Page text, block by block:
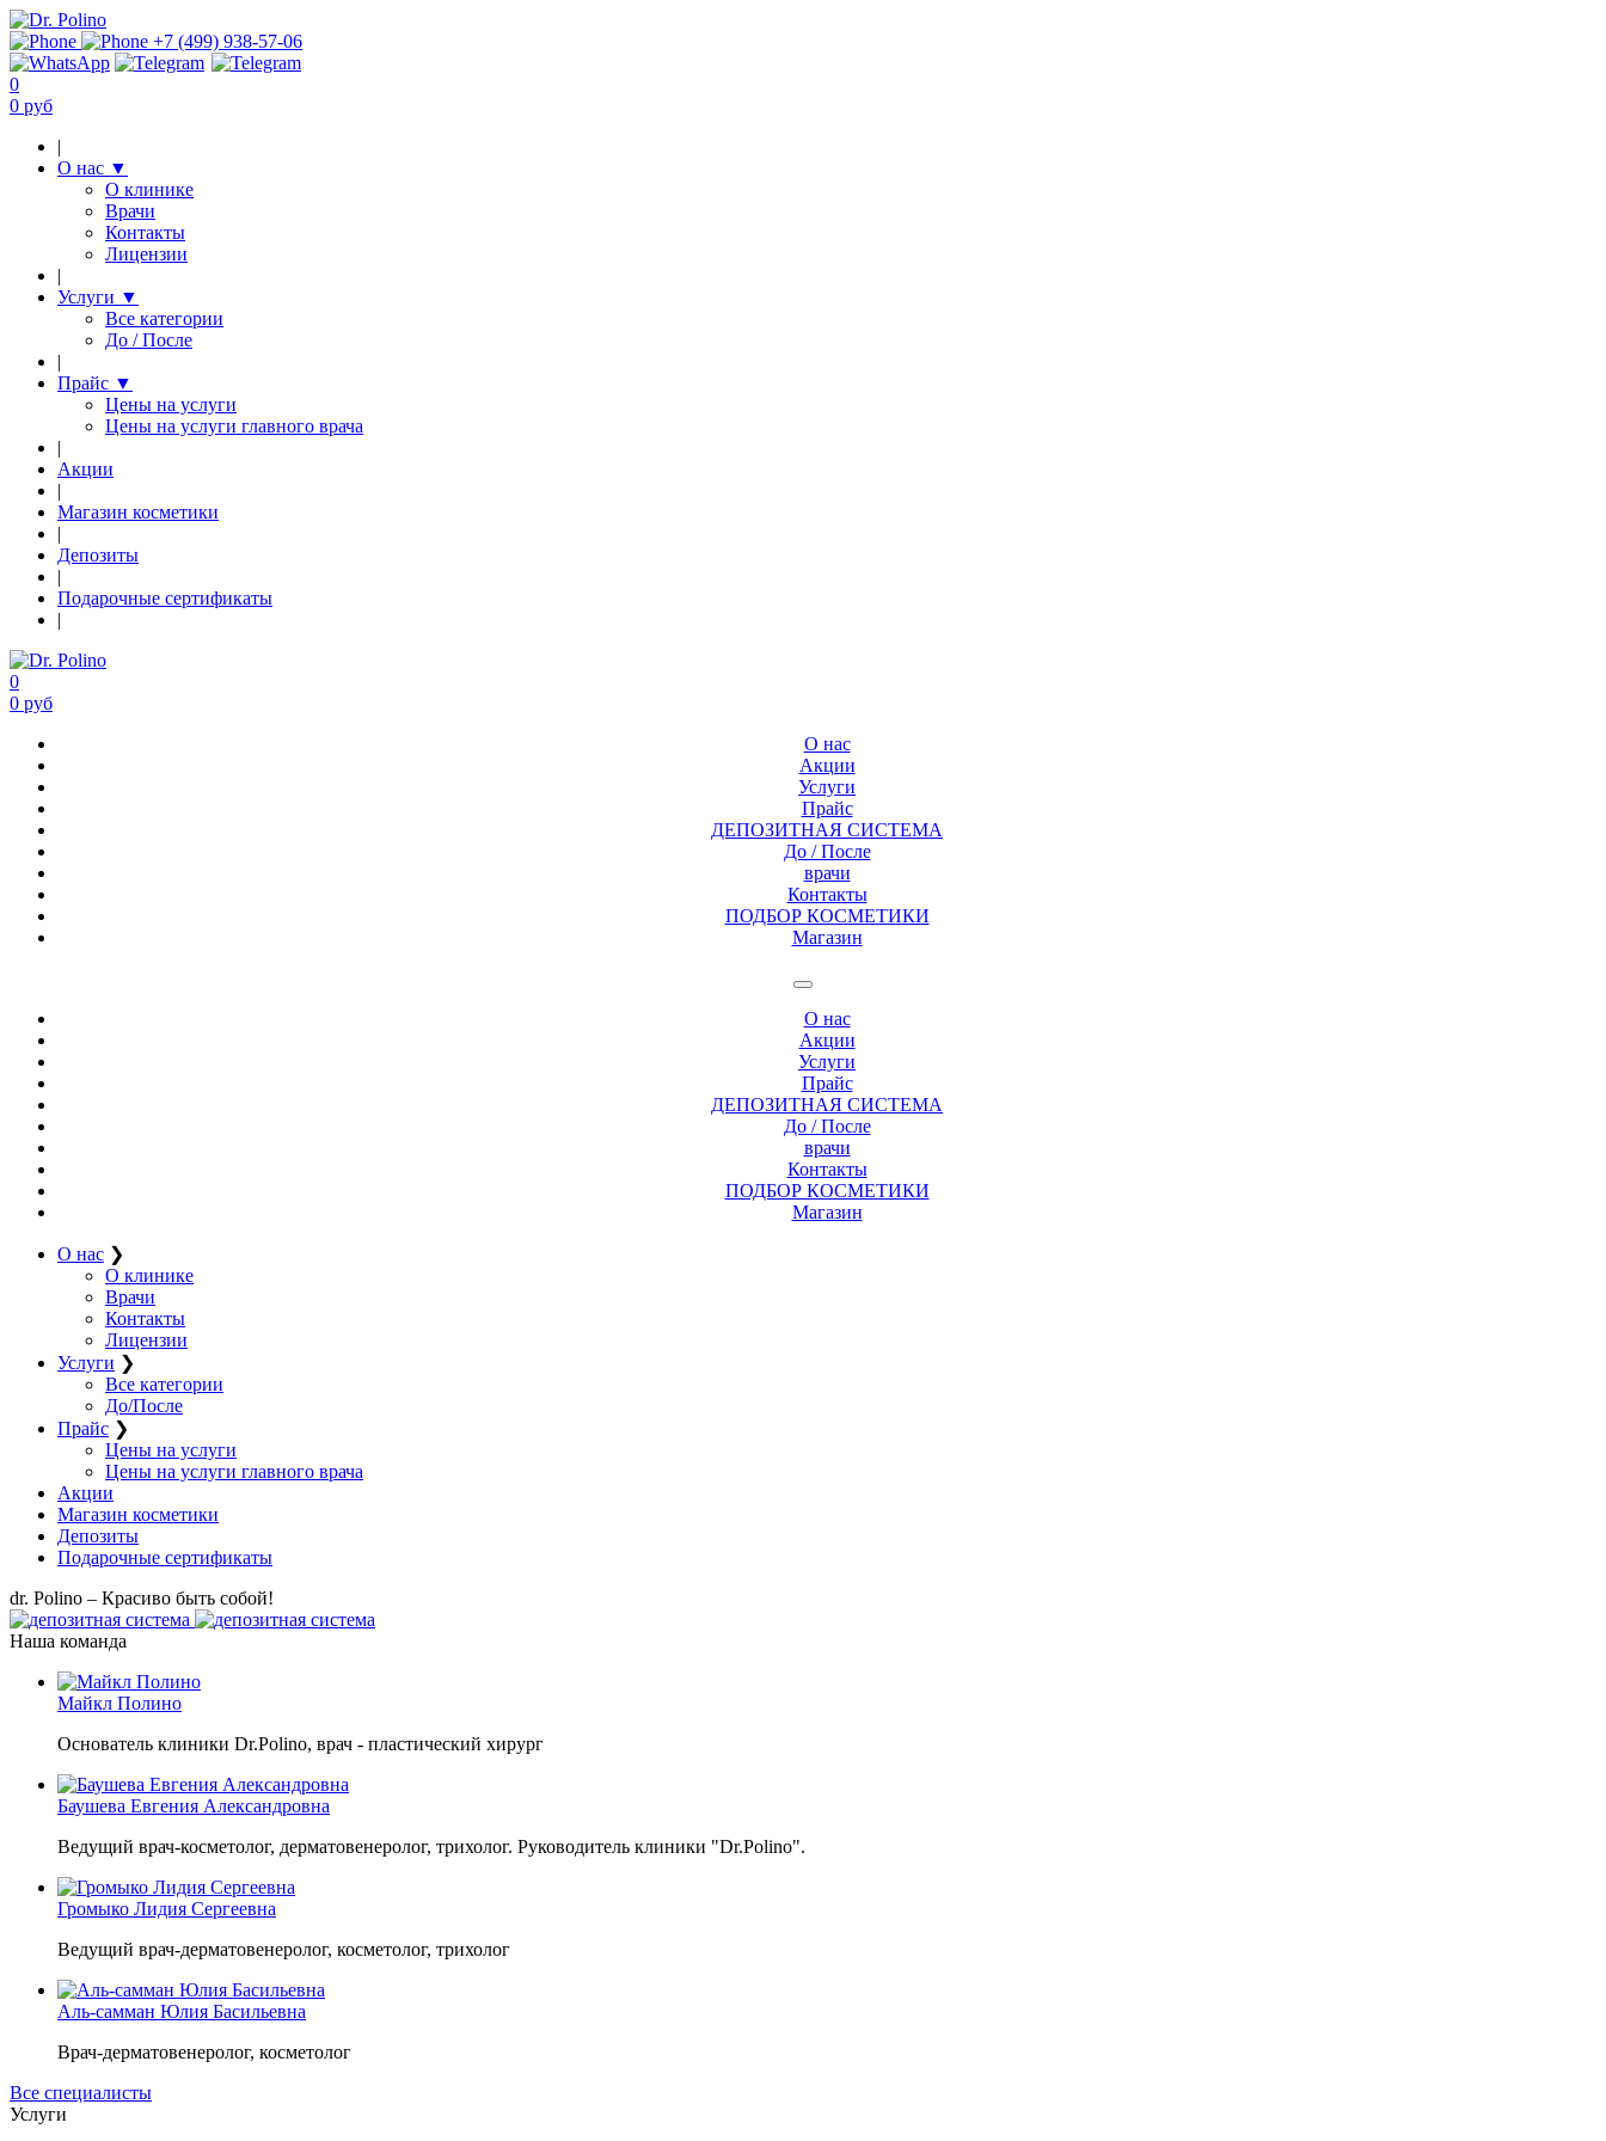
+7 (499) 938-57-06
0
0 руб
|
О нас ▼
О клинике
Врачи
Контакты
Лицензии
|
Услуги ▼
Все категории
До / После
|
Прайс ▼
Цены на услуги
Цены на услуги главного врача
|
Акции
|
Магазин косметики
|
Депозиты
|
Подарочные сертификаты
|
0
0 руб
О нас
Акции
Услуги
Прайс
ДЕПОЗИТНАЯ СИСТЕМА
До / После
врачи
Контакты
ПОДБОР КОСМЕТИКИ
Магазин
О нас
Акции
Услуги
Прайс
ДЕПОЗИТНАЯ СИСТЕМА
До / После
врачи
Контакты
ПОДБОР КОСМЕТИКИ
Магазин
О нас ❯
О клинике
Врачи
Контакты
Лицензии
Услуги ❯
Все категории
До/После
Прайс ❯
Цены на услуги
Цены на услуги главного врача
Акции
Магазин косметики
Депозиты
Подарочные сертификаты
dr. Polino – Красиво быть собой!
Наша команда
Майкл Полино
Основатель клиники Dr.Polino, врач - пластический хирург
Баушева Евгения Александровна
Ведущий врач-косметолог, дерматовенеролог, трихолог. Руководитель клиники "Dr.Polino".
Громыко Лидия Сергеевна
Ведущий врач-дерматовенеролог, косметолог, трихолог
Аль-самман Юлия Басильевна
Врач-дерматовенеролог, косметолог
Все специалисты
Услуги